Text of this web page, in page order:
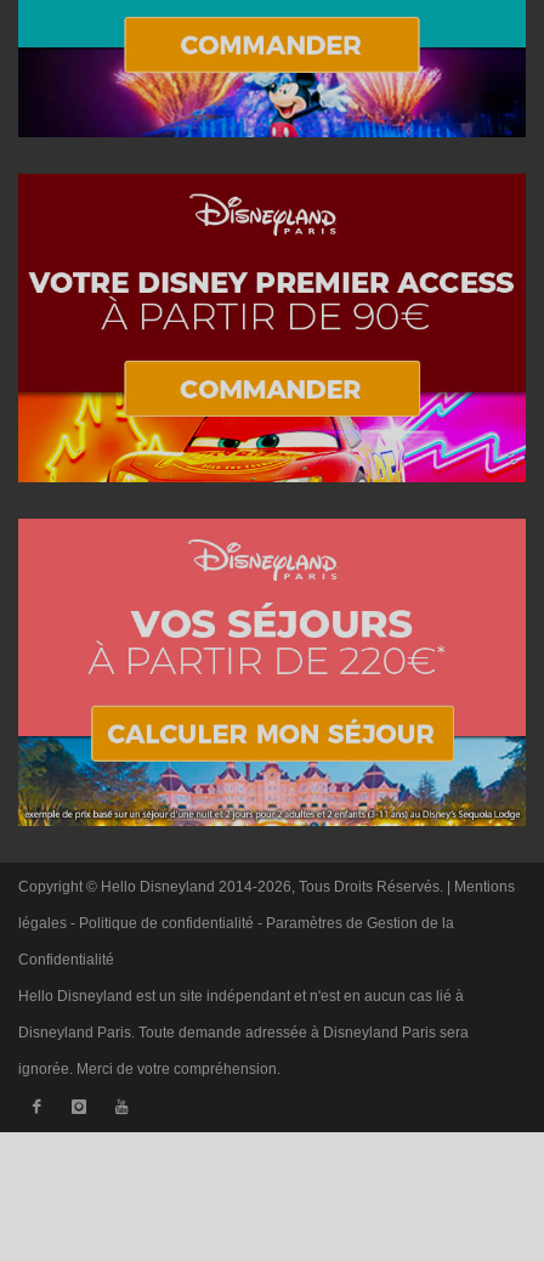
Copyright © Hello Disneyland 2014-2026, Tous Droits Réservés. | Mentions
légales - Politique de confidentialité - Paramètres de Gestion de la
Confidentialité
Hello Disneyland est un site indépendant et n'est en aucun cas lié à
Disneyland Paris. Toute demande adressée à Disneyland Paris sera
ignorée. Merci de votre compréhension.